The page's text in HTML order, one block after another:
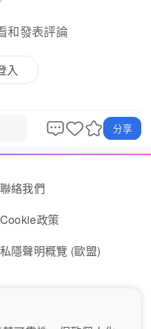
和發表評論
入
分享
聯絡我們
Cookie政策
私隱聲明概覽 (歐盟)